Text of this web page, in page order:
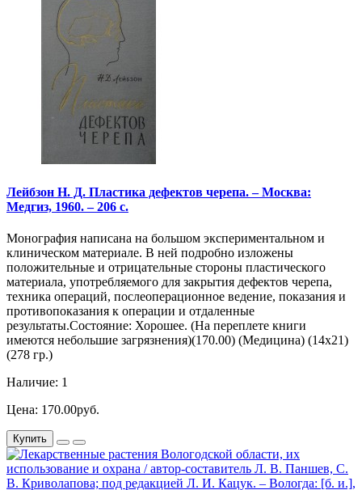
Лейбзон Н. Д. Пластика дефектов черепа. – Москва:
Медгиз, 1960. – 206 с.
Монография написана на большом экспериментальном и
клиническом материале. В ней подробно изложены
положительные и отрицательные стороны пластического
материала, употребляемого для закрытия дефектов черепа,
техника операций, послеоперационное ведение, показания и
противопоказания к операции и отдаленные
результаты.Состояние: Хорошее. (На переплете книги
имеются небольшие загрязнения)(170.00) (Медицина) (14х21)
(278 гр.)
Наличие: 1
Цена: 170.00руб.
Купить